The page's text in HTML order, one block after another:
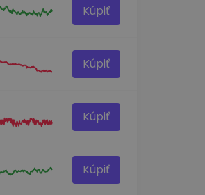
Kúpiť
Kúpiť
Kúpiť
Kúpiť